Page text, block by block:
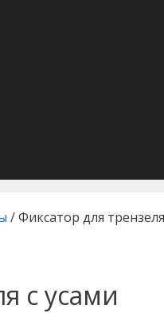
/ Фиксатор для
с усами